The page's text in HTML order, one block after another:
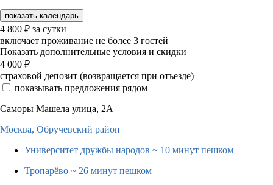
показать календарь
4 800 ₽ за сутки
включает проживание не более 3 гостей
Показать дополнительные условия и скидки
4 000 ₽
страховой депозит (возвращается при отъезде)
показывать предложения рядом
Саморы Машела улица, 2А
Москва, Обручевский район
Университет дружбы народов ~ 10 минут пешком
Тропарёво ~ 26 минут пешком